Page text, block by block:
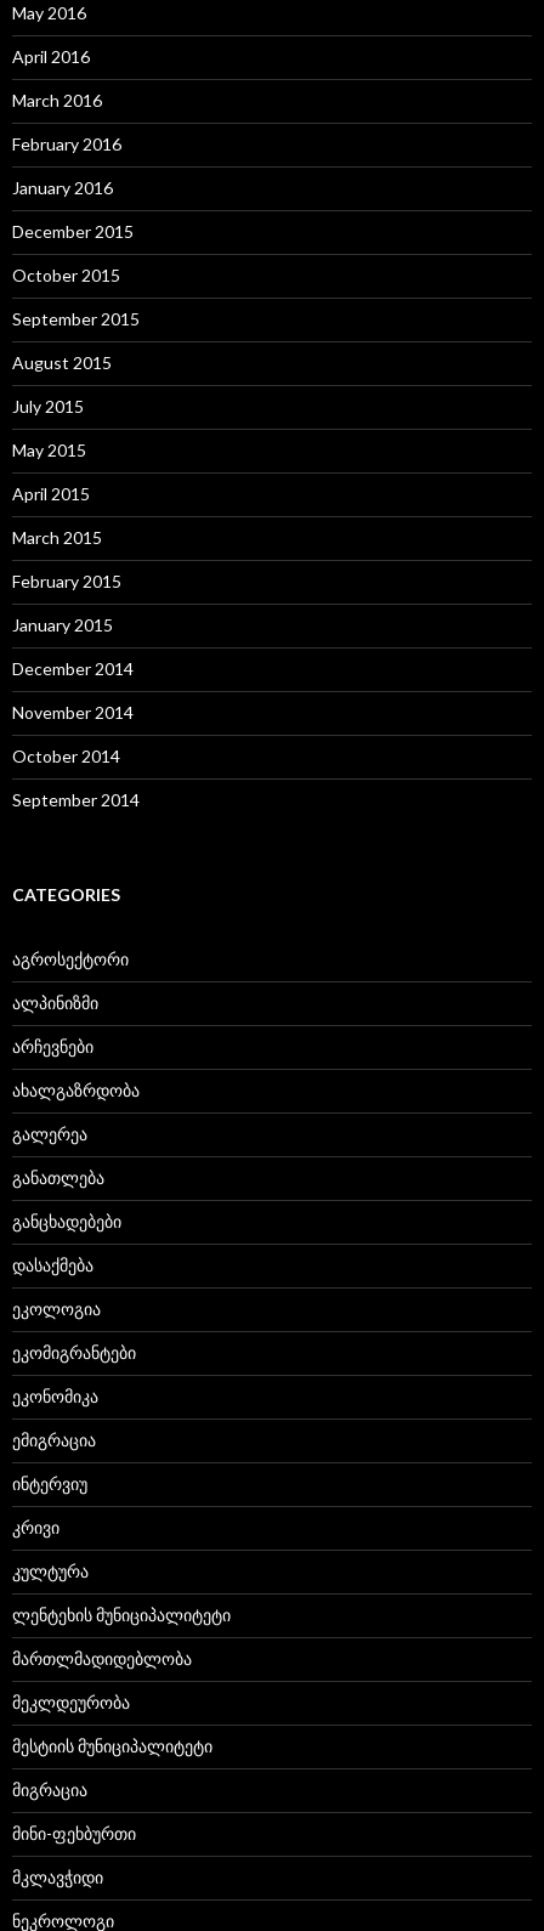
May 2016
April 2016
March 2016
February 2016
January 2016
December 2015
October 2015
September 2015
August 2015
July 2015
May 2015
April 2015
March 2015
February 2015
January 2015
December 2014
November 2014
October 2014
September 2014
CATEGORIES
აგროსექტორი
ალპინიზმი
არჩევნები
ახალგაზრდობა
გალერეა
განათლება
განცხადებები
დასაქმება
ეკოლოგია
ეკომიგრანტები
ეკონომიკა
ემიგრაცია
ინტერვიუ
კრივი
კულტურა
ლენტეხის მუნიციპალიტეტი
მართლმადიდებლობა
მეკლდეურობა
მესტიის მუნიციპალიტეტი
მიგრაცია
მინი-ფეხბურთი
მკლავჭიდი
ნეკროლოგი